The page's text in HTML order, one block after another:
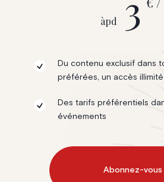
àpd
Du contenu exclusif dans
préférées, un accès
Des tarifs préférentiels
événements
Abonnez-vous